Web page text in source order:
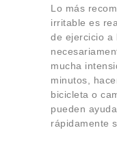
Lo más
irritable es
de ejercicio a
mucha
minutos,
bicicleta o
pueden
rápidamente